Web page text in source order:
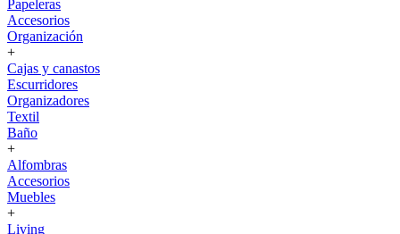
Papeleras
Accesorios
Organización
+
Cajas y canastos
Escurridores
Organizadores
Textil
Baño
+
Alfombras
Accesorios
Muebles
+
Living